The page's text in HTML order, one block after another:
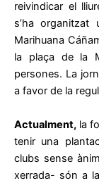
reivindicar el
s’ha organitzat
Marihuana
la plaça de la
persones. La
a favor de la
Actualment, la
tenir una
clubs sense
xerrada- són a